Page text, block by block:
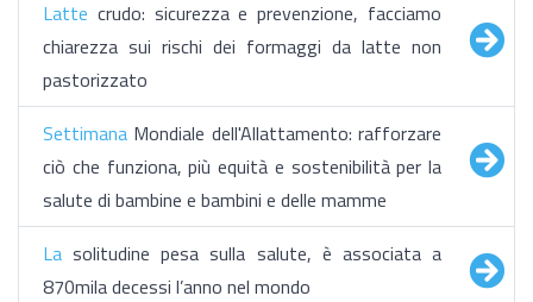
Latte crudo: sicurezza e prevenzione, facciamo
chiarezza sui rischi dei formaggi da latte non
pastorizzato
Settimana Mondiale dell'Allattamento: rafforzare
ciò che funziona, più equità e sostenibilità per la
salute di bambine e bambini e delle mamme
La solitudine pesa sulla salute, è associata a
870mila decessi l’anno nel mondo